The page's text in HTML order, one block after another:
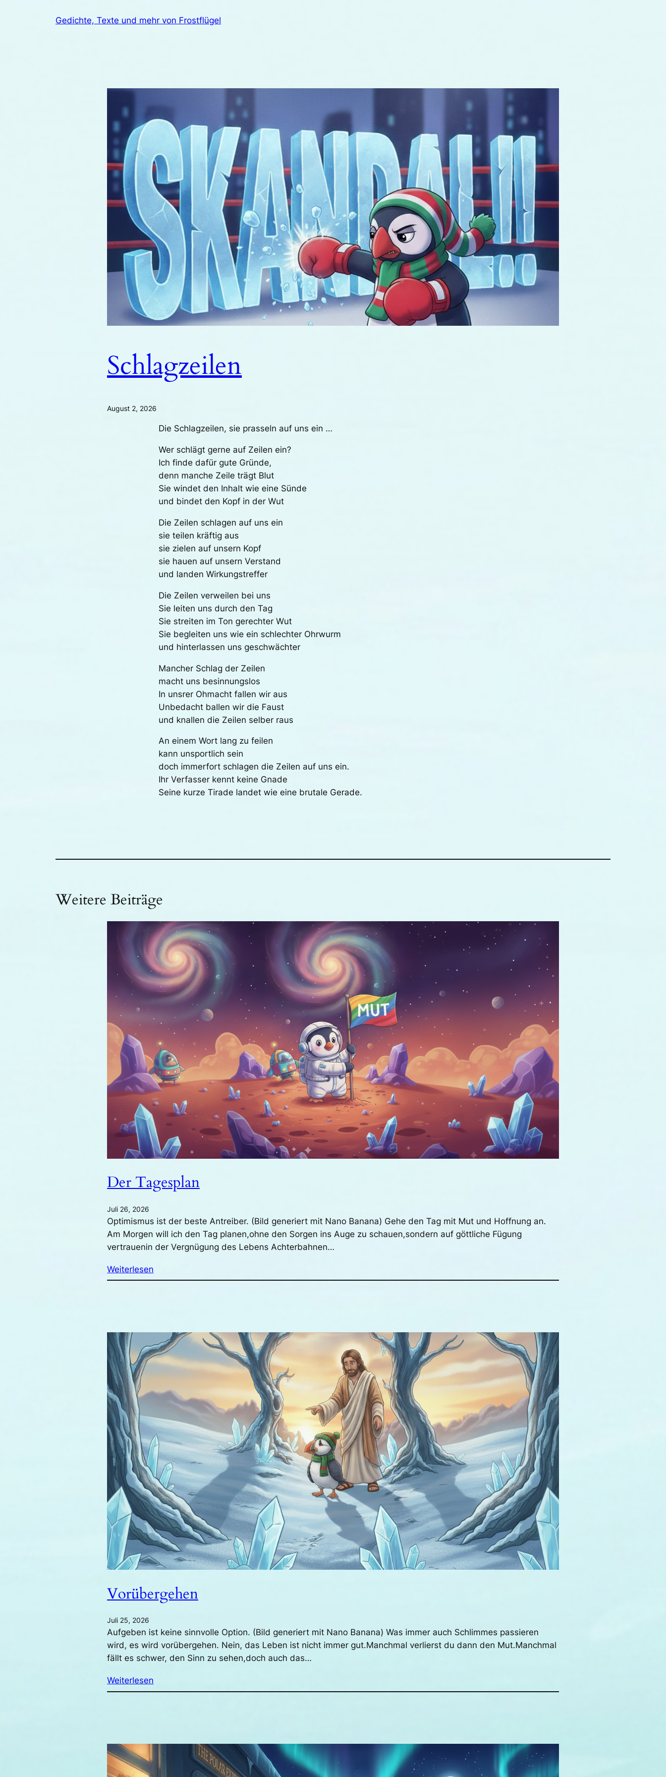
Gedichte, Texte und mehr von Frostflügel
Schlagzeilen
August 2, 2026
Die Schlagzeilen, sie prasseln auf uns ein …
Wer schlägt gerne auf Zeilen ein?
Ich finde dafür gute Gründe,
denn manche Zeile trägt Blut
Sie windet den Inhalt wie eine Sünde
und bindet den Kopf in der Wut
Die Zeilen schlagen auf uns ein
sie teilen kräftig aus
sie zielen auf unsern Kopf
sie hauen auf unsern Verstand
und landen Wirkungstreffer
Die Zeilen verweilen bei uns
Sie leiten uns durch den Tag
Sie streiten im Ton gerechter Wut
Sie begleiten uns wie ein schlechter Ohrwurm
und hinterlassen uns geschwächter
Mancher Schlag der Zeilen
macht uns besinnungslos
In unsrer Ohmacht fallen wir aus
Unbedacht ballen wir die Faust
und knallen die Zeilen selber raus
An einem Wort lang zu feilen
kann unsportlich sein
doch immerfort schlagen die Zeilen auf uns ein.
Ihr Verfasser kennt keine Gnade
Seine kurze Tirade landet wie eine brutale Gerade.
Weitere Beiträge
Der Tagesplan
Juli 26, 2026
Optimismus ist der beste Antreiber. (Bild generiert mit Nano Banana) Gehe den Tag mit Mut und Hoffnung an.
Am Morgen will ich den Tag planen,ohne den Sorgen ins Auge zu schauen,sondern auf göttliche Fügung
vertrauenin der Vergnügung des Lebens Achterbahnen…
Weiterlesen
Vorübergehen
Juli 25, 2026
Aufgeben ist keine sinnvolle Option. (Bild generiert mit Nano Banana) Was immer auch Schlimmes passieren
wird, es wird vorübergehen. Nein, das Leben ist nicht immer gut.Manchmal verlierst du dann den Mut.Manchmal
fällt es schwer, den Sinn zu sehen,doch auch das…
Weiterlesen